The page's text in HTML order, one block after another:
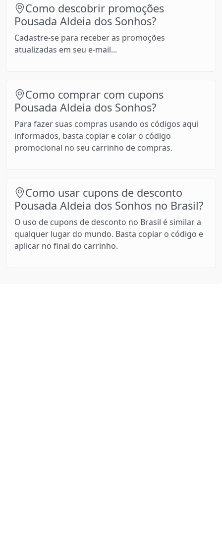
Como descobrir promoções
Pousada Aldeia dos Sonhos?
Cadastre-se para receber as promoções
atualizadas em seu e-mail...
Como comprar com cupons
Pousada Aldeia dos Sonhos?
Para fazer suas compras usando os códigos aqui
informados, basta copiar e colar o código
promocional no seu carrinho de compras.
Como usar cupons de desconto
Pousada Aldeia dos Sonhos no Brasil?
O uso de cupons de desconto no Brasil é similar a
qualquer lugar do mundo. Basta copiar o código e
aplicar no final do carrinho.